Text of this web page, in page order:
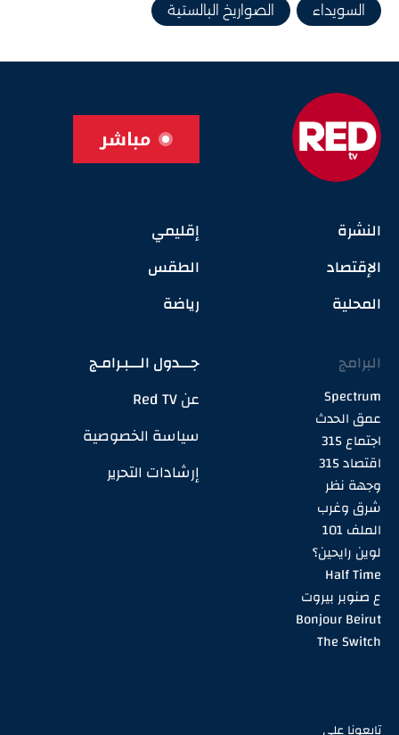
السويداء الصواريخ البالستية
مباشر
النشرة
الإقتصاد
المحلية
إقليمي
الطقس
رياضة
البرامج
Spectrum
عمق الحدث
اجتماع 315
اقتصاد 315
وجهة نظر
شرق وغرب
الملف 101
لوين رايحين؟
Half Time
ع صنوبر بيروت
Bonjour Beirut
The Switch
جـــدول الـــبـرامـج
عن Red TV
سياسة الخصوصية
إرشادات التحرير
تابعونا على